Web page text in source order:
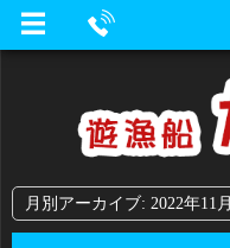
月別アーカイブ: 2022年11月